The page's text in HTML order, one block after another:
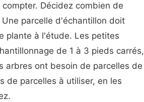
Décidez combien de
parcelle d'échantillon doit
plante à l'étude. Les petites
de 1 à 3 pieds carrés,
arbres ont besoin de parcelles de
de parcelles à utiliser, en les